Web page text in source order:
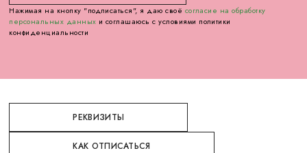
Нажимая на кнопку "подписаться", я даю своё согласие на обработку
персональных данных и соглашаюсь с условиями политики
конфиденциальности
РЕКВИЗИТЫ
КАК ОТПИСАТЬСЯ